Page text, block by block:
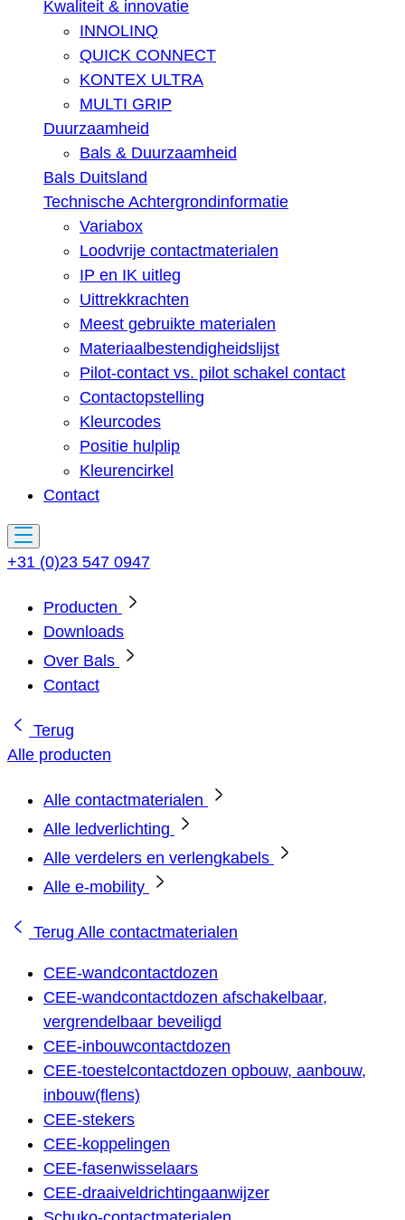
Kwaliteit & innovatie
INNOLINQ
QUICK CONNECT
KONTEX ULTRA
MULTI GRIP
Duurzaamheid
Bals & Duurzaamheid
Bals Duitsland
Technische Achtergrondinformatie
Variabox
Loodvrije contactmaterialen
IP en IK uitleg
Uittrekkrachten
Meest gebruikte materialen
Materiaalbestendigheidslijst
Pilot-contact vs. pilot schakel contact
Contactopstelling
Kleurcodes
Positie hulplip
Kleurencirkel
Contact
+31 (0)23 547 0947
Producten
Downloads
Over Bals
Contact
Terug
Alle producten
Alle contactmaterialen
Alle ledverlichting
Alle verdelers en verlengkabels
Alle e-mobility
Terug Alle contactmaterialen
CEE-wandcontactdozen
CEE-wandcontactdozen afschakelbaar,
vergrendelbaar beveiligd
CEE-inbouwcontactdozen
CEE-toestelcontactdozen opbouw, aanbouw,
inbouw(flens)
CEE-stekers
CEE-koppelingen
CEE-fasenwisselaars
CEE-draaiveldrichtingaanwijzer